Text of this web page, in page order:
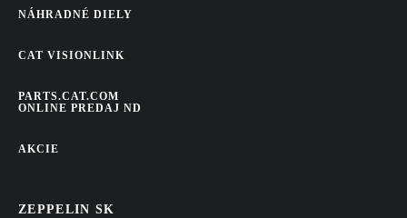
NÁHRADNÉ DIELY
CAT VISIONLINK
PARTS.CAT.COM
ONLINE PREDAJ ND
AKCIE
ZEPPELIN SK